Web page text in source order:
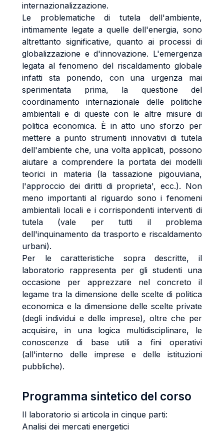
internazionalizzazione.
Le problematiche di tutela dell'ambiente,
intimamente legate a quelle dell'energia, sono
altrettanto significative, quanto ai processi di
globalizzazione e d'innovazione. L'emergenza
legata al fenomeno del riscaldamento globale
infatti sta ponendo, con una urgenza mai
sperimentata prima, la questione del
coordinamento internazionale delle politiche
ambientali e di queste con le altre misure di
politica economica. È in atto uno sforzo per
mettere a punto strumenti innovativi di tutela
dell'ambiente che, una volta applicati, possono
aiutare a comprendere la portata dei modelli
teorici in materia (la tassazione pigouviana,
l'approccio dei diritti di proprieta', ecc.). Non
meno importanti al riguardo sono i fenomeni
ambientali locali e i corrispondenti interventi di
tutela (vale per tutti il problema
dell'inquinamento da trasporto e riscaldamento
urbani).
Per le caratteristiche sopra descritte, il
laboratorio rappresenta per gli studenti una
occasione per apprezzare nel concreto il
legame tra la dimensione delle scelte di politica
economica e la dimensione delle scelte private
(degli individui e delle imprese), oltre che per
acquisire, in una logica multidisciplinare, le
conoscenze di base utili a fini operativi
(all'interno delle imprese e delle istituzioni
pubbliche).
Programma sintetico del corso
Il laboratorio si articola in cinque parti:
Analisi dei mercati energetici